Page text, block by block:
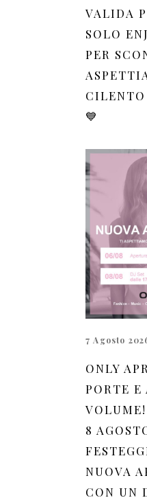
VALIDA
SOLO
PER
💙
7 Agosto
ONLY
PORTE
8
NUOVA
CON UN